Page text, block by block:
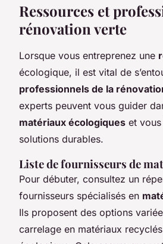
Ressources et
rénovation verte
Lorsque vous entreprenez une
écologique, il est vital de
professionnels de la
experts peuvent vous guider
matériaux écologiques et
solutions durables.
Liste de fournisseurs de
Pour débuter, consultez un
fournisseurs spécialisés en
Ils proposent des options
carrelage en matériaux